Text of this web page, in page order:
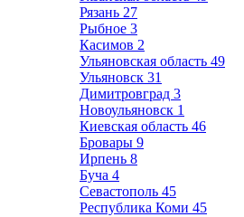
Рязань 27
Рыбное 3
Касимов 2
Ульяновская область 49
Ульяновск 31
Димитровград 3
Новоульяновск 1
Киевская область 46
Бровары 9
Ирпень 8
Буча 4
Севастополь 45
Республика Коми 45